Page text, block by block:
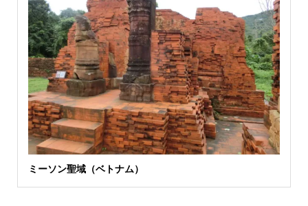
ミーソン聖域（ベトナム）